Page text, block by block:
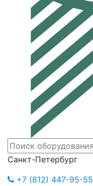
Санкт-Петербург
+7 (812) 447-95-55